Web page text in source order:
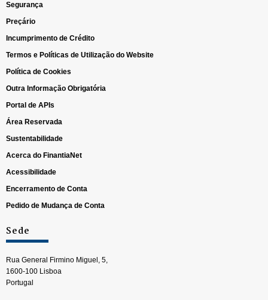
Segurança
Preçário
Incumprimento de Crédito
Termos e Políticas de Utilização do Website
Política de Cookies
Outra Informação Obrigatória
Portal de APIs
Área Reservada
Sustentabilidade
Acerca do FinantiaNet
Acessibilidade
Encerramento de Conta
Pedido de Mudança de Conta
Sede
Rua General Firmino Miguel, 5,
1600-100 Lisboa
Portugal